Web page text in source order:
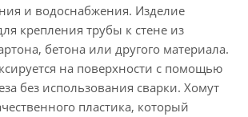
и водоснабжения. Изделие
крепления трубы к стене из
бетона или другого материала.
на поверхности с помощью
без использования сварки. Хомут
пластика, который